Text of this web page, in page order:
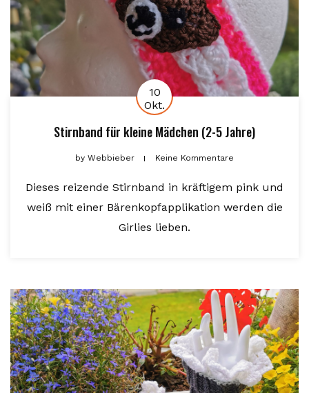
10
Okt.
Stirnband für kleine Mädchen (2-5 Jahre)
by Webbieber Keine Kommentare
Dieses reizende Stirnband in kräftigem pink und
weiß mit einer Bärenkopfapplikation werden die
Girlies lieben.